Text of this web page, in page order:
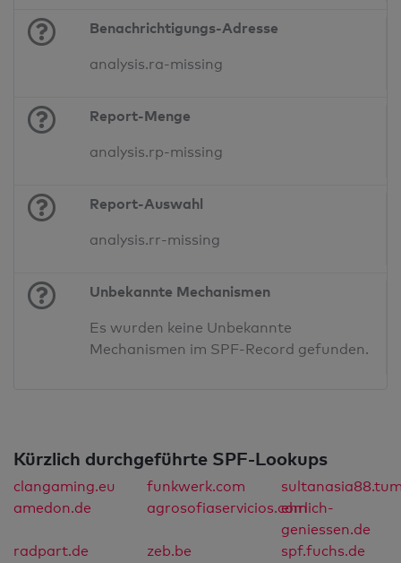
Benachrichtigungs-Adresse
analysis.ra-missing
Report-Menge
analysis.rp-missing
Report-Auswahl
analysis.rr-missing
Unbekannte Mechanismen
Es wurden keine Unbekannte
Mechanismen im SPF-Record gefunden.
Kürzlich durchgeführte SPF-Lookups
clangaming.eu funkwerk.com
amedon.de
agrosofiaservicios.comehrlich-
geniessen.de
radpart.de
zeb.be
spf.fuchs.de